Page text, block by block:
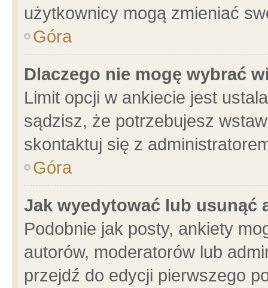
użytkownicy mogą zmieniać
Góra
Dlaczego nie mogę wybrać
Limit opcji w ankiecie jest
sądzisz, że potrzebujesz
skontaktuj się z
Góra
Jak wyedytować lub usunąć
Podobnie jak posty, ankiety
autorów, moderatorów lub
przejdź do edycji pierwszego